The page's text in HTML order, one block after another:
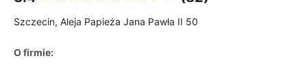
Szczecin, Aleja Papieża Jana Pawła II 50
O firmie: